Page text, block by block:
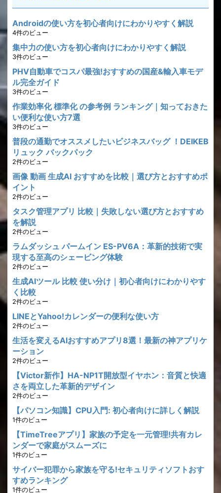
Androidの使い方を初心者向けにわかりやすく解説
4件のビュー
集中力の使い方を初心者向けにわかりやすく解説
3件のビュー
PHV自動車でコスパ最強!おすすめの国産&輸入車モデ
ル完全ガイド
3件のビュー
作業効率化 標準化 の参考例 ランキング｜知っておきた
い便利な使い方7選
3件のビュー
普段の通勤でオススメしたいビジネスバッグ ！DEIKEB
リュック バックパック
2件のビュー
画像 動画 生成AI おすすめを比較｜選び方とおすすめポ
イント
2件のビュー
タスク管理アプリ 比較｜失敗しない選び方とおすすめ
を解説
2件のビュー
ラムダッシュ パームイン ES-PV6A：革新的技術で実
現する至高のシェービング体験
2件のビュー
生成AIツール 比較 使い分け｜初心者向けにわかりやす
く比較
2件のビュー
LINEとYahoo!カレンダーの便利な使い方
2件のビュー
生活を変えるAIおすすめアプリ8選！最新の神アプリケ
ーション
2件のビュー
【Victor新作】HA-NP1T開放型イヤホン：音質と快適
さを両立した革新的デザイン
2件のビュー
【パソコン知識】CPU入門: 初心者向けに詳しく解説
1件のビュー
【TimeTreeアプリ】家族の予定を一元管理!共有カレ
ンダーで家庭がスムーズに
1件のビュー
サイバー犯罪から家族を守る!セキュリティソフトおす
すめランキング
1件のビュー